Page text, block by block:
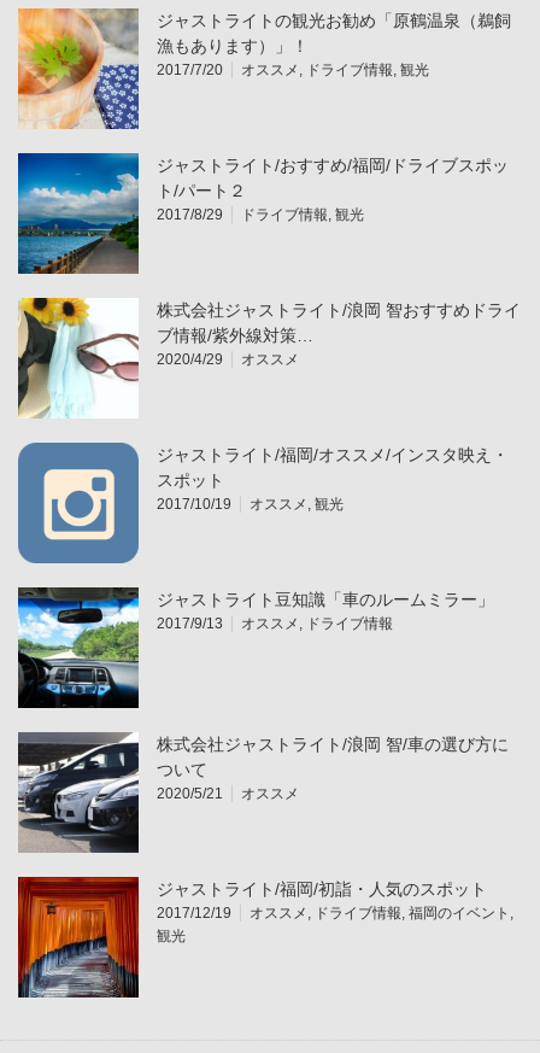
ジャストライトの観光お勧め「原鶴温泉（鵜飼
漁もあります）」！
2017/7/20 オススメ , ドライブ情報, 観光
ジャストライト/おすすめ/福岡/ドライブスポッ
ト/パート２
2017/8/29 ドライブ情報, 観光
株式会社ジャストライト/浪岡 智おすすめドライ
ブ情報/紫外線対策…
2020/4/29 オススメ
ジャストライト/福岡/オススメ/インスタ映え・
スポット
2017/10/19 オススメ , 観光
ジャストライト豆知識「車のルームミラー」
2017/9/13 オススメ , ドライブ情報
株式会社ジャストライト/浪岡 智/車の選び方に
ついて
2020/5/21 オススメ
ジャストライト/福岡/初詣・人気のスポット
2017/12/19 オススメ , ドライブ情報, 福岡のイベント ,
観光